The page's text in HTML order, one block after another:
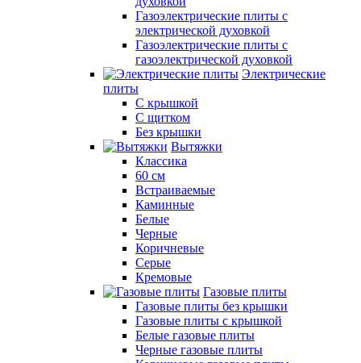
Газоэлектрические плиты с
электрической духовкой
Газоэлектрические плиты с
газоэлектрической духовкой
Электрические
плиты
С крышкой
С щитком
Без крышки
Вытяжки
Классика
60 см
Встраиваемые
Каминные
Белые
Черные
Коричневые
Серые
Кремовые
Газовые плиты
Газовые плиты без крышки
Газовые плиты с крышкой
Белые газовые плиты
Черные газовые плиты